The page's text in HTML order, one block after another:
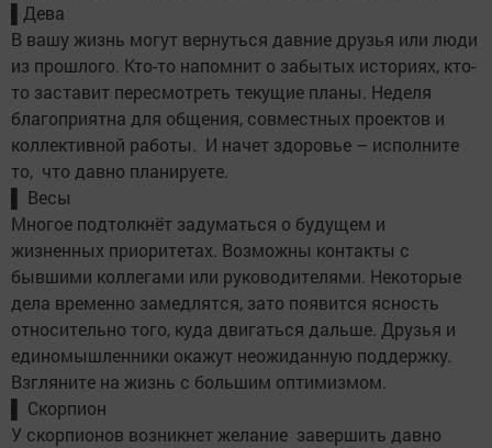
▌Дева
В вашу жизнь могут вернуться давние друзья или люди
из прошлого. Кто-то напомнит о забытых историях, кто-
то заставит пересмотреть текущие планы. Неделя
благоприятна для общения, совместных проектов и
коллективной работы. И начет здоровье – исполните
то, что давно планируете.
▌ Весы
Многое подтолкнёт задуматься о будущем и
жизненных приоритетах. Возможны контакты с
бывшими коллегами или руководителями. Некоторые
дела временно замедлятся, зато появится ясность
относительно того, куда двигаться дальше. Друзья и
единомышленники окажут неожиданную поддержку.
Взгляните на жизнь с большим оптимизмом.
▌ Скорпион
У скорпионов возникнет желание завершить давно